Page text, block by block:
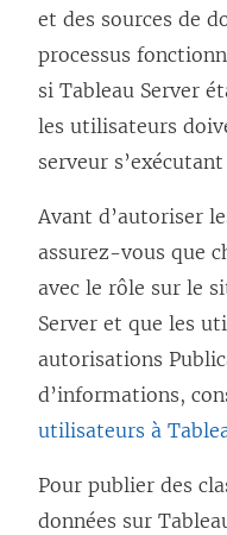
et des sources de
processus
si Tableau Server
les utilisateurs
serveur
Avant d’autoriser
assurez-vous que
avec le rôle sur le
Server et que les
autorisations
d’informations,
utilisateurs à
Pour publier des
données sur